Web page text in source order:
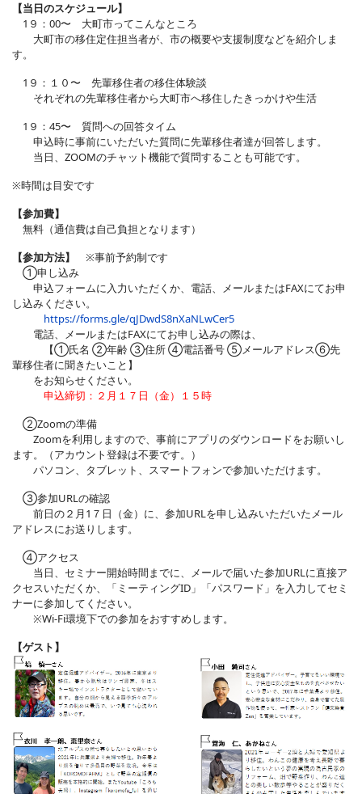
【当日のスケジュール】
1９：00〜 大町市ってこんなところ
大町市の移住定住担当者が、市の概要や支援制度などを紹介しま
す。
1９：１０〜 先輩移住者の移住体験談
それぞれの先輩移住者から大町市へ移住したきっかけや生活
1９：45〜 質問への回答タイム
申込時に事前にいただいた質問に先輩移住者達が回答します。
当日、ZOOMのチャット機能で質問することも可能です。
※時間は目安です
【参加費】
無料（通信費は自己負担となります）
【参加方法】
※事前予約制です
①申し込み
申込フォームに入力いただくか、電話、メールまたはFAXにてお申
し込みください。
https://forms.gle/qJDwdS8nXaNLwCer5
電話、メールまたはFAXにてお申し込みの際は、
【①氏名 ②年齢 ③住所 ④電話番号 ⑤メールアドレス⑥先
輩移住者に聞きたいこと】
をお知らせください。
申込締切：２月１７日（金）１５時
②Zoomの準備
Zoomを利用しますので、事前にアプリのダウンロードをお願いし
ます。（アカウント登録は不要です。）
パソコン、タブレット、スマートフォンで参加いただけます。
③参加URLの確認
前日の２月1７日（金）に、参加URLを申し込みいただいたメール
アドレスにお送りします。
④アクセス
当日、セミナー開始時間までに、メールで届いた参加URLに直接ア
クセスいただくか、「ミーティングID」「パスワード」を入力してセミ
ナーに参加してください。
※Wi-Fi環境下での参加をおすすめします。
【ゲスト】